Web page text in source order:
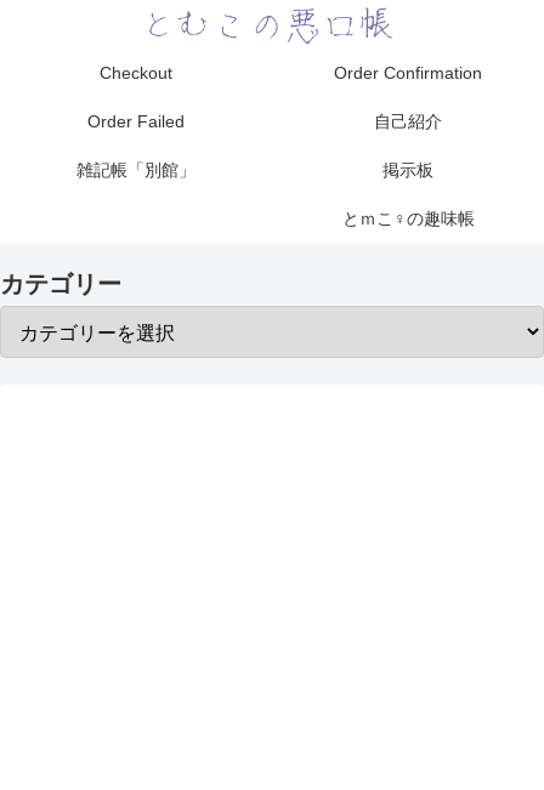
Checkout Order Confirmation
Order Failed 自己紹介
雑記帳「別館」 掲示板
とｍこ♀の趣味帳
カテゴリー